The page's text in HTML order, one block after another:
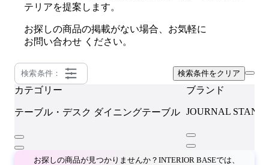
テリアを提案します。
お探しの商品の掲載がない場合、お気軽に
お問い合わせ ください。
検索条件： 検索条件をクリア
カテゴリー
テーブル・デスク ダイニングテーブル
ブランド
JOURNAL
お探しの商品が見つかりませんか？INTERIOR BASEでは、